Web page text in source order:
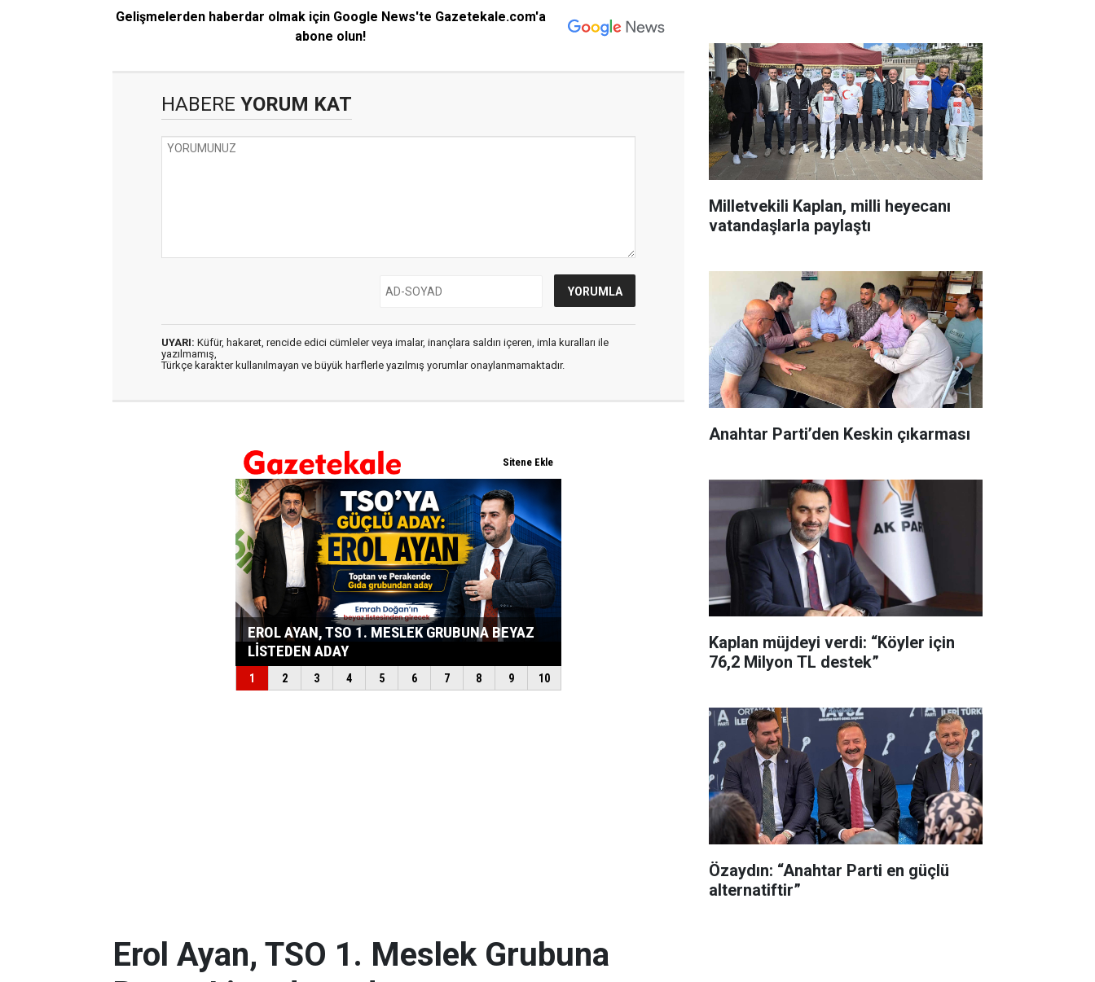
Gelişmelerden haberdar olmak için Google News'te Gazetekale.com'a
abone olun!
HABERE YORUM KAT
UYARI: Küfür, hakaret, rencide edici cümleler veya imalar, inançlara saldırı içeren, imla kuralları ile
yazılmamış,
Türkçe karakter kullanılmayan ve büyük harflerle yazılmış yorumlar onaylanmamaktadır.
Milletvekili Kaplan, milli heyecanı
vatandaşlarla paylaştı
Anahtar Parti’den Keskin çıkarması
Kaplan müjdeyi verdi: “Köyler için
76,2 Milyon TL destek”
Özaydın: “Anahtar Parti en güçlü
alternatiftir”
Erol Ayan, TSO 1. Meslek Grubuna